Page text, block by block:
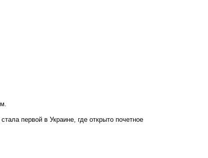
первой в Украине, где открыто почетное